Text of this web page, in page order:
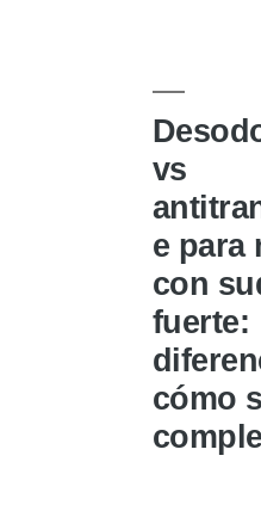
vs
e para
con
fuerte:
cómo